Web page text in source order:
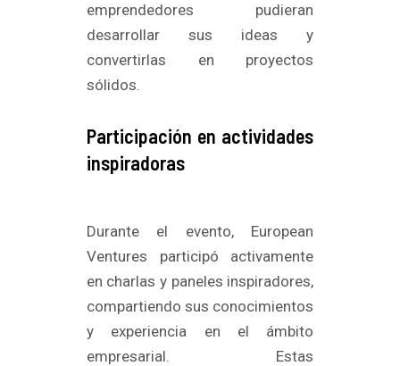
emprendedores pudieran
desarrollar sus ideas y
convertirlas en proyectos
sólidos.
Participación en actividades
inspiradoras
Durante el evento, European
Ventures participó activamente
en charlas y paneles inspiradores,
compartiendo sus conocimientos
y experiencia en el ámbito
empresarial. Estas